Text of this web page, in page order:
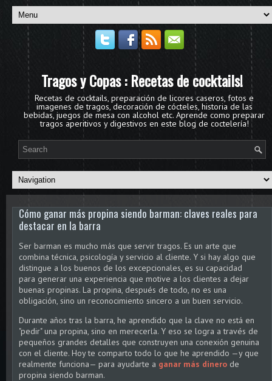
Tragos y Copas : Recetas de cocktails!
Recetas de cocktails, preparación de licores caseros, fotos e
imagenes de tragos, decoración de cócteles, historia de las
bebidas, juegos de mesa con alcohol etc. Aprende como preparar
tragos aperitivos y digestivos en este blog de coctelería!
Cómo ganar más propina siendo barman: claves reales para
destacar en la barra
Ser barman es mucho más que servir tragos. Es un arte que
combina técnica, psicología y servicio al cliente. Y si hay algo que
distingue a los buenos de los excepcionales, es su capacidad
para generar una experiencia que motive a los clientes a dejar
buenas propinas. La propina, después de todo, no es una
obligación, sino un reconocimiento sincero a un buen servicio.
Durante años tras la barra, he aprendido que la clave no está en
"pedir" una propina, sino en merecerla. Y eso se logra a través de
pequeños grandes detalles que construyen una conexión genuina
con el cliente. Hoy te comparto todo lo que he aprendido —y que
realmente funciona— para ayudarte a ganar más dinero de
propina siendo barman.